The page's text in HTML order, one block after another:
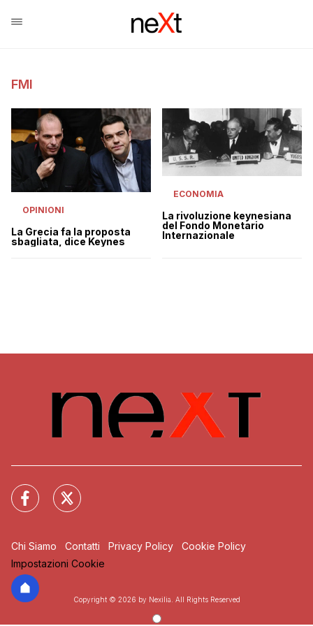
FMI
OPINIONI
La Grecia fa la proposta
sbagliata, dice Keynes
ECONOMIA
La rivoluzione keynesiana
del Fondo Monetario
Internazionale
Chi Siamo Contatti Privacy Policy
Cookie Policy
Impostazioni Cookie
Copyright © 2026 by Nexilia. All Rights Reserved